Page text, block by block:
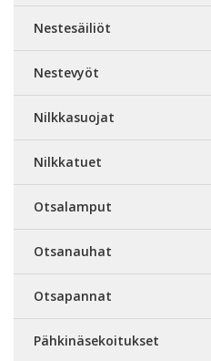
Nestesäiliöt
Nestevyöt
Nilkkasuojat
Nilkkatuet
Otsalamput
Otsanauhat
Otsapannat
Pähkinäsekoitukset